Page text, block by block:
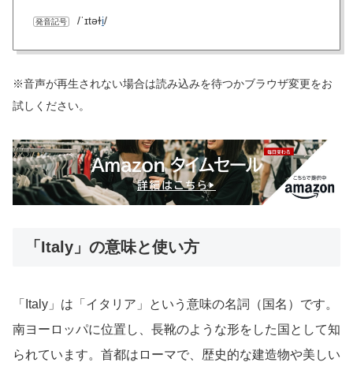
発音記号 /ˈɪtəɫi/
※音声が再生されない場合は読み込みを待つかブラウザ変更をお
試しください。
「Italy」の意味と使い方
「Italy」は「イタリア」という意味の名詞（国名）です。
南ヨーロッパに位置し、長靴のような形をした国として知
られています。首都はローマで、歴史的な建造物や美しい